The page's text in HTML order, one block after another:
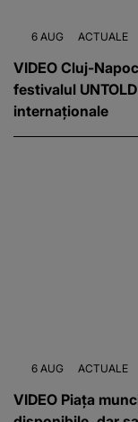
6 AUG ACTUALE
VIDEO Cluj-
festivalul
internaționale
6 AUG ACTUALE
VIDEO Piața